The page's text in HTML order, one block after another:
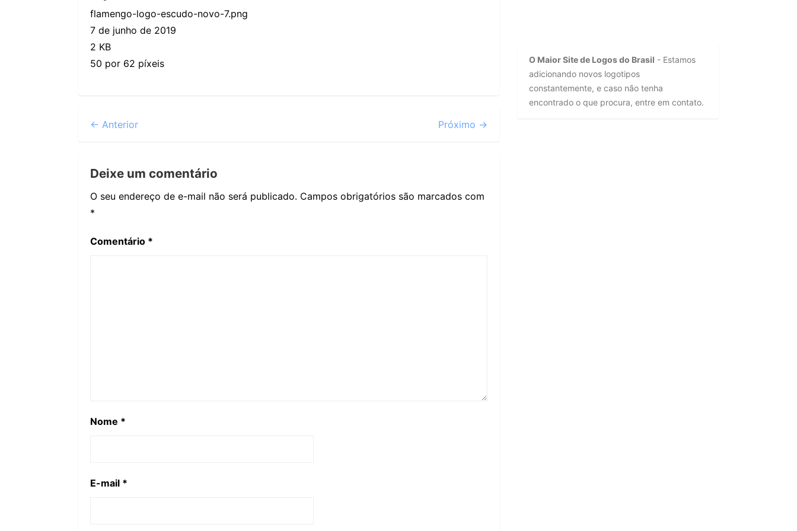
flamengo-logo-escudo-novo-7.png
7 de junho de 2019
2 KB
50 por 62 píxeis
← Anterior Próximo →
Deixe um comentário
O seu endereço de e-mail não será publicado. Campos obrigatórios são marcados com
*
Comentário *
Nome *
E-mail *
O Maior Site de Logos do Brasil - Estamos
adicionando novos logotipos
constantemente, e caso não tenha
encontrado o que procura, entre em contato.